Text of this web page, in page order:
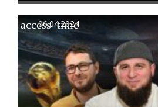
access_time
06.04.2024